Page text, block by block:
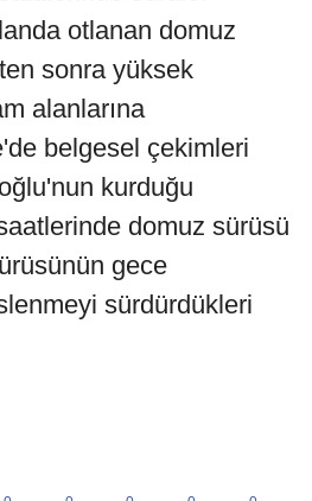
otlanan domuz
sonra yüksek
alanlarına
belgesel çekimleri
kurduğu
domuz sürüsü
gece
sürdürdükleri